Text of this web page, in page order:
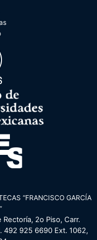
“FRANCISCO GARCÍA
2o Piso, Carr.
492 925 6690 Ext. 1062,